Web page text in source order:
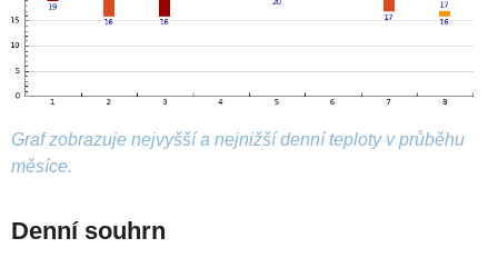
Graf zobrazuje nejvyšší a nejnižší denní teploty v průběhu
měsíce.
Denní souhrn